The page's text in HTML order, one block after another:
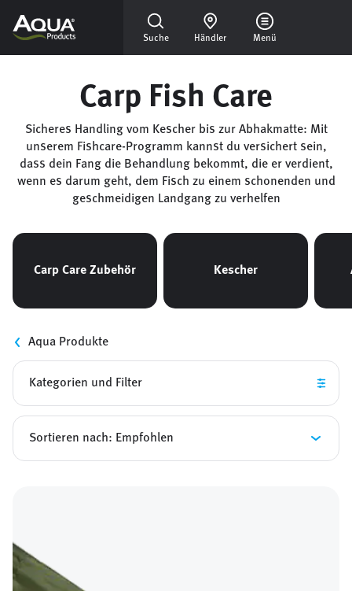
Suche Händler Menü
Carp Fish Care
Sicheres Handling vom Kescher bis zur Abhakmatte: Mit
unserem Fishcare-Programm kannst du versichert sein,
dass dein Fang die Behandlung bekommt, die er verdient,
wenn es darum geht, dem Fisch zu einem schonenden und
geschmeidigen Landgang zu verhelfen
Carp Care Zubehör Kescher
Kategorien und Filter
Aqua Produkte
Kategorien und Filter